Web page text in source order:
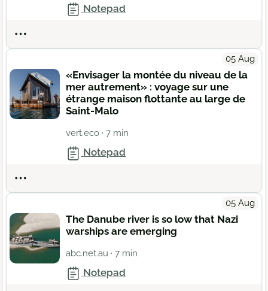
Notepad
05 Aug
«Envisager la montée du niveau de la
mer autrement» : voyage sur une
étrange maison flottante au large de
Saint-Malo
vert.eco · 7 min
Notepad
05 Aug
The Danube river is so low that Nazi
warships are emerging
abc.net.au · 7 min
Notepad